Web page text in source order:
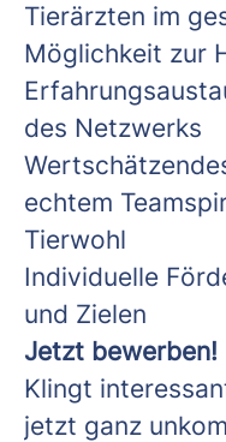
Tierärzten im
Möglichkeit zur
des Netzwerks
echtem
Tierwohl
Individuelle
und Zielen
Jetzt bewerben!
Klingt
jetzt ganz